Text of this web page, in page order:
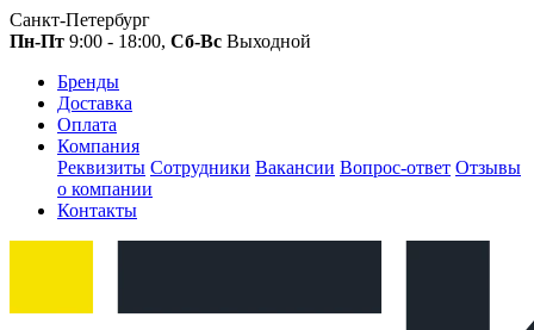
Санкт-Петербург
Пн-Пт 9:00 - 18:00, Сб-Вс Выходной
Бренды
Доставка
Оплата
Компания
Реквизиты Сотрудники Вакансии Вопрос-ответ Отзывы
о компании
Контакты